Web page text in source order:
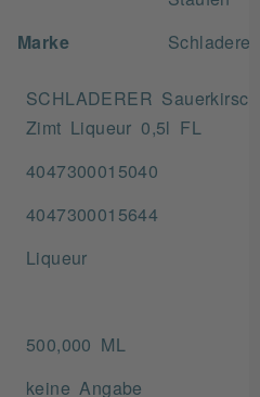
Marke Schladerer
SCHLADERER
Zimt Liqueur 0,5l FL
4047300015040
4047300015644
Liqueur
500,000 ML
keine Angabe